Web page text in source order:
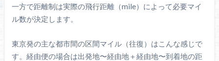
一方で距離制は実際の飛行距離（mile）によって必要マイ
ル数が決定します。
東京発の主な都市間の区間マイル（往復）はこんな感じで
す。経由便の場合は出発地〜経由地＋経由地〜到着地の距